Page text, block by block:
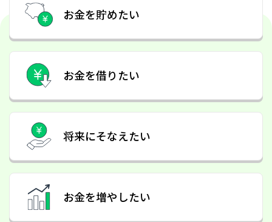
「円貨両替機のお取扱および利用手数料」改定のお知
「納税準備預金」「納税貯蓄組合預金」の取扱い終了
手形・小切手の全面的な電子化に向けた取組について
【重要】中信ビジネスWebサービスのログイン方法の
変更について
「窓口円貨両替手数料」改定のお知らせ
について
「賃貸不動産融資取扱手数料」の改定について
お金を貯めたい
お金を借りたい
将来にそなえたい
お金を増やしたい